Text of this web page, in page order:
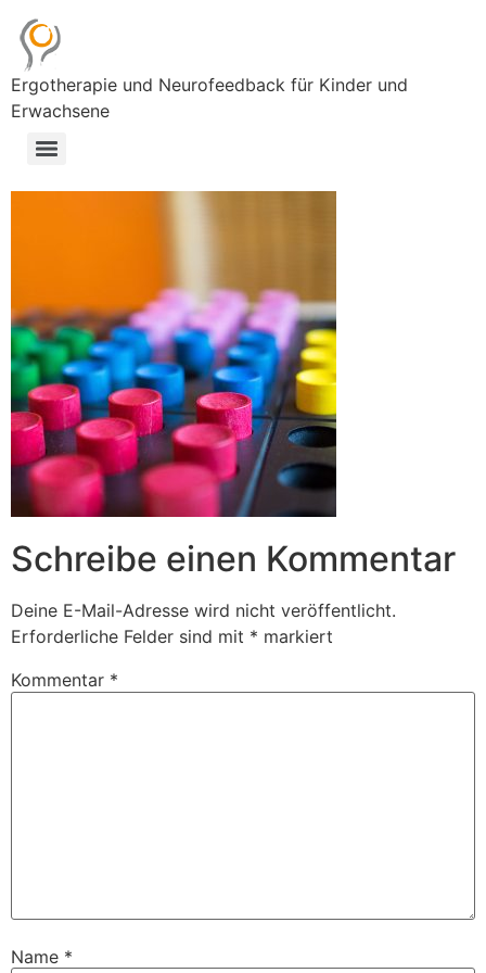
Ergotherapie und Neurofeedback für Kinder und
Erwachsene
Schreibe einen Kommentar
Deine E-Mail-Adresse wird nicht veröffentlicht.
Erforderliche Felder sind mit * markiert
Kommentar *
Name *